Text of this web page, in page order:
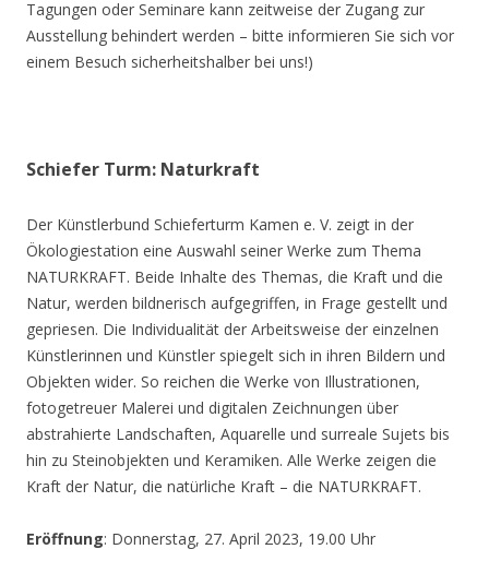
Tagungen oder Seminare kann zeitweise der Zugang zur
Ausstellung behindert werden – bitte informieren Sie sich vor
einem Besuch sicherheitshalber bei uns!)
Schiefer Turm: Naturkraft
Der Künstlerbund Schieferturm Kamen e. V. zeigt in der
Ökologiestation eine Auswahl seiner Werke zum Thema
NATURKRAFT. Beide Inhalte des Themas, die Kraft und die
Natur, werden bildnerisch aufgegriffen, in Frage gestellt und
gepriesen. Die Individualität der Arbeitsweise der einzelnen
Künstlerinnen und Künstler spiegelt sich in ihren Bildern und
Objekten wider. So reichen die Werke von Illustrationen,
fotogetreuer Malerei und digitalen Zeichnungen über
abstrahierte Landschaften, Aquarelle und surreale Sujets bis
hin zu Steinobjekten und Keramiken. Alle Werke zeigen die
Kraft der Natur, die natürliche Kraft – die NATURKRAFT.
Eröffnung: Donnerstag, 27. April 2023, 19.00 Uhr